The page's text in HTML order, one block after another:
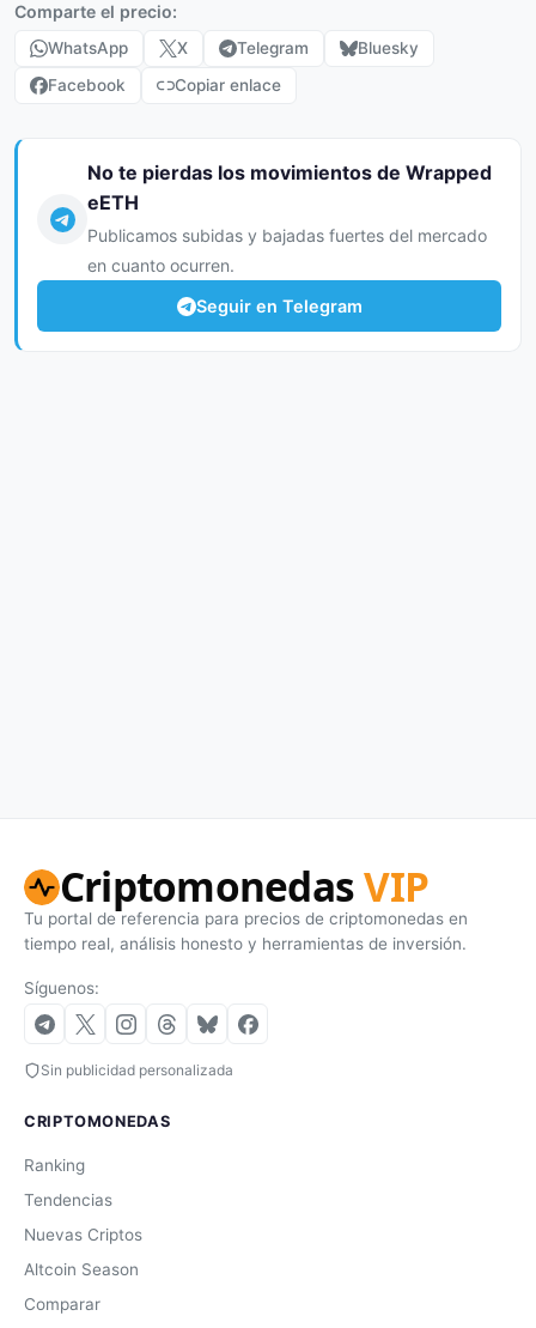
Comparte el precio:
WhatsApp X Telegram
Bluesky
Facebook
Copiar enlace
No te pierdas los movimientos de Wrapped
eETH
Publicamos subidas y bajadas fuertes del mercado
en cuanto ocurren.
Seguir en Telegram
CriptomonedasVIP
Tu portal de referencia para precios de criptomonedas en
tiempo real, análisis honesto y herramientas de inversión.
Síguenos:
Sin publicidad personalizada
CRIPTOMONEDAS
Ranking
Tendencias
Nuevas Criptos
Altcoin Season
Comparar